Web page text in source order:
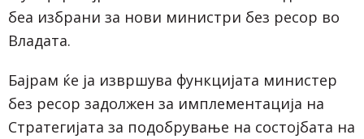
беа избрани за нови министри без ресор во
Владата.
Бајрам ќе ја извршува функцијата министер
без ресор задолжен за имплементација на
Стратегијата за подобрување на состојбата на